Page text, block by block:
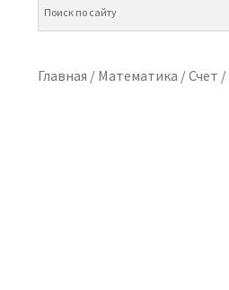
Главная / Математика /Счет /